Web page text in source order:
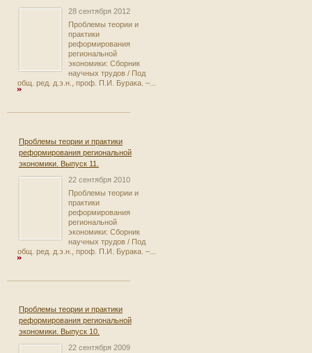
28 сентября 2012
Проблемы теории и
практики
реформирования
региональной
экономики: Сборник
научных трудов / Под
общ. ред. д.э.н., проф. П.И. Бурака. –...
Проблемы теории и практики
реформирования региональной
экономики. Выпуск 11.
22 сентября 2010
Проблемы теории и
практики
реформирования
региональной
экономики: Сборник
научных трудов / Под
общ. ред. д.э.н., проф. П.И. Бурака. –...
Проблемы теории и практики
реформирования региональной
экономики. Выпуск 10.
22 сентября 2009